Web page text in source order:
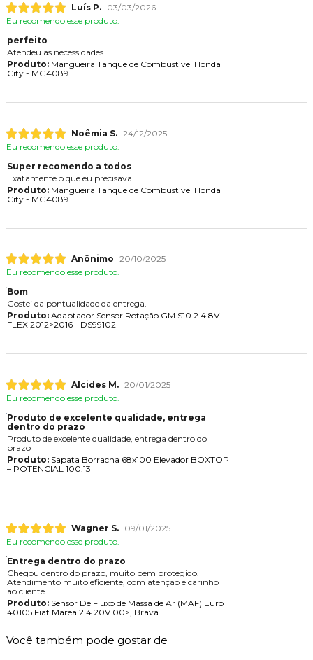
Luís P.
03/03/2026
Eu recomendo esse produto.
perfeito
Atendeu as necessidades
Produto:Mangueira Tanque de Combustível Honda
City - MG4089
Noêmia S. 24/12/2025
Eu recomendo esse produto.
Super recomendo a todos
Exatamente o que eu precisava
Produto:Mangueira Tanque de Combustível Honda
City - MG4089
Anônimo 20/10/2025
Eu recomendo esse produto.
Bom
Gostei da pontualidade da entrega.
Produto:Adaptador Sensor Rotação GM S10 2.4 8V
FLEX 2012>2016 - DS99102
Alcides M. 20/01/2025
Eu recomendo esse produto.
Produto de excelente qualidade, entrega
dentro do prazo
Produto de excelente qualidade, entrega dentro do
prazo
Produto:Sapata Borracha 68x100 Elevador BOXTOP
– POTENCIAL 100.13
Wagner S.
09/01/2025
Eu recomendo esse produto.
Entrega dentro do prazo
Chegou dentro do prazo, muito bem protegido.
Atendimento muito eficiente, com atenção e carinho
ao cliente.
Produto:Sensor De Fluxo de Massa de Ar (MAF) Euro
40105 Fiat Marea 2.4 20V 00>, Brava
Você também pode gostar de